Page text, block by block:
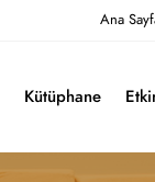
Ana
Kütüphane